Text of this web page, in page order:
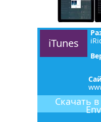
iTunes
Скачать